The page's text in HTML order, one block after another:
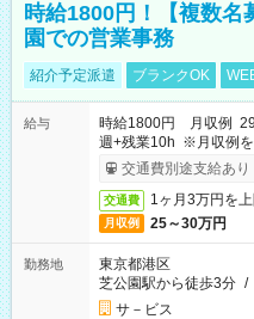
時給1800円！【複数名
園での営業事務
紹介予定派遣 ブランクOK
給与
時給1800円 月収例 29
週+残業10h ※月収例を
交通費別途支給あり
交通費 1ヶ月3万円を
月収例 25～30万円
勤務地
東京都港区
芝公園駅から徒歩3分 /
サ－ビス